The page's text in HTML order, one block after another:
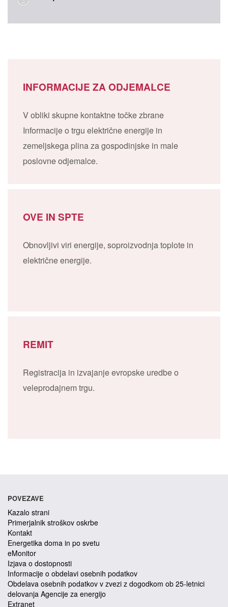
INFORMACIJE ZA ODJEMALCE
V obliki skupne kontaktne točke zbrane
Informacije o trgu električne energije in
zemeljskega plina za gospodinjske in male
poslovne odjemalce.
OVE IN SPTE
Obnovljivi viri energije, soproizvodnja toplote in
električne energije.
REMIT
Registracija in izvajanje evropske uredbe o
veleprodajnem trgu.
POVEZAVE
Kazalo strani
Primerjalnik stroškov oskrbe
Kontakt
Energetika doma in po svetu
eMonitor
Izjava o dostopnosti
Informacije o obdelavi osebnih podatkov
Obdelava osebnih podatkov v zvezi z dogodkom ob 25-letnici
delovanja Agencije za energijo
Extranet